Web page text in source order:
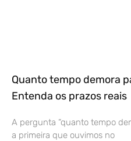
Quanto tempo demora
Entenda os prazos reais
A pergunta “quanto tempo
a primeira que ouvimos no